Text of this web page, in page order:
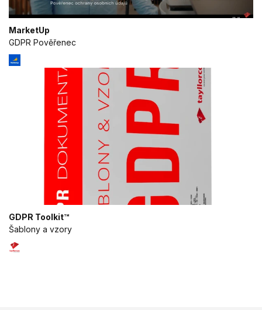
MarketUp
GDPR Pověřenec
GDPR Toolkit™
Šablony a vzory